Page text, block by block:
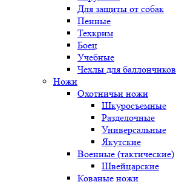
Для защиты от собак
Пенные
Техкрим
Боец
Учебные
Чехлы для баллончиков
Ножи
Охотничьи ножи
Шкуросъемные
Разделочные
Универсальные
Якутские
Военные (тактические)
Швейцарские
Кованые ножи